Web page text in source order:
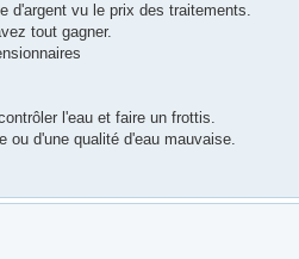
d'argent vu le prix des traitements.
tout gagner.
l'eau et faire un frottis.
ou d'une qualité d'eau mauvaise.